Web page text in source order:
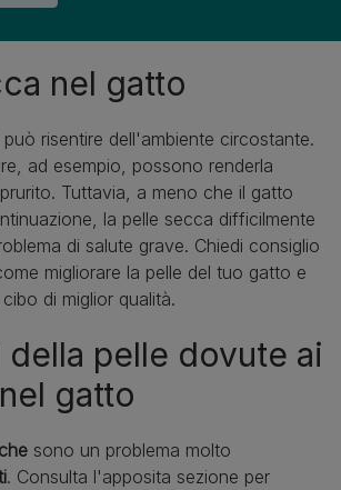
nel gatto
può risentire dell'ambiente circostante.
ad esempio, possono renderla
Tuttavia, a meno che il gatto
la pelle secca difficilmente
di salute grave. Chiedi consiglio
migliorare la pelle del tuo gatto e
di miglior qualità.
della pelle dovute ai
gatto
sono un problema molto
. Consulta l'apposita sezione per